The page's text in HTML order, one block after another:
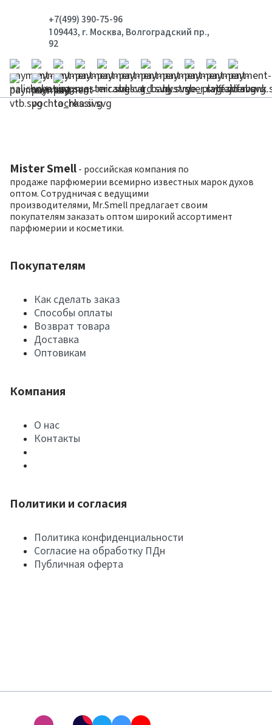
+7(499) 390-75-96
109443, г. Москва, Волгоградский пр.,
92
Mister Smell - российская компания по
продаже парфюмерии всемирно известных марок духов
оптом. Сотрудничая с ведущими
производителями, Mr.Smell предлагает своим
покупателям заказать оптом широкий ассортимент
парфюмерии и косметики.
Покупателям
Как сделать заказ
Способы оплаты
Возврат товара
Доставка
Оптовикам
Компания
О нас
Контакты
Политики и согласия
Политика конфиденциальности
Согласие на обработку ПДн
Публичная оферта